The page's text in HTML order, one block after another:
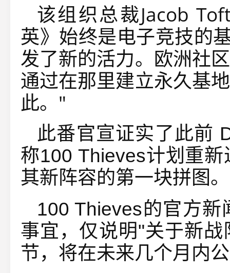
该组织总裁Jacob
英》始终是电子竞技的
发了新的活力。欧洲社
通过在那里建立永久基
此。"
此番官宣证实了此前
称100 Thieves计划重
其新阵容的第一块拼图。
100 Thieves的官方
事宜，仅说明"关于新
节，将在未来几个月内